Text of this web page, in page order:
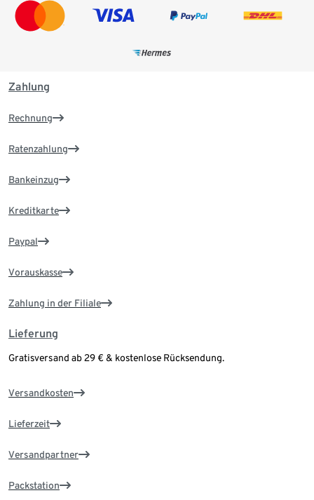
Zahlung
Rechnung
Ratenzahlung
Bankeinzug
Kreditkarte
Paypal
Vorauskasse
Zahlung in der Filiale
Lieferung
Gratisversand ab 29 € & kostenlose Rücksendung.
Versandkosten
Lieferzeit
Versandpartner
Packstation